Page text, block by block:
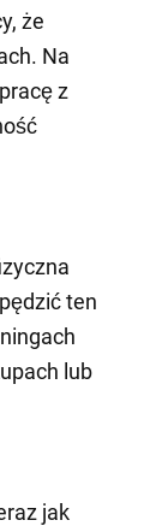
że
Na
z
ten
lub
jak